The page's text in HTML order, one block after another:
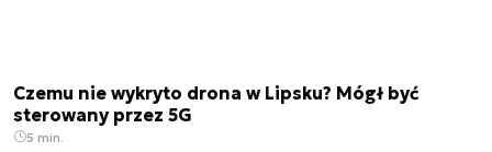
Czemu nie wykryto drona w Lipsku? Mógł być
sterowany przez 5G
5 min.